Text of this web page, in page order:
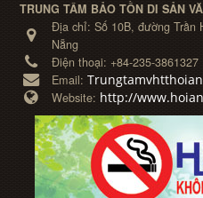
TRUNG TÂM BẢO TỒN DI SẢN
Địa chỉ:Số 10B, đường Trần
Nẵng
Điện thoại: +84-235-3861327
Email:
Website: http://